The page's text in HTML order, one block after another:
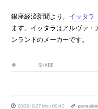
銀座経済新聞より。 イッタラ
ます。イッタラはアルヴァ
ンランドのメーカーです。
SHARE
2008.10.27 Mon 09:43 permalink